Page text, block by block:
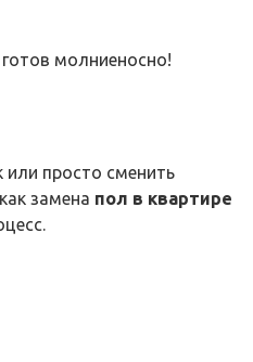
молниеносно!
или просто сменить
замена пол в квартире